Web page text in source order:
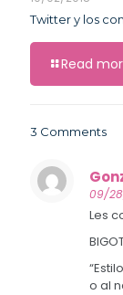
Twitter y los
Read
3 Comments
09/
Les
o al